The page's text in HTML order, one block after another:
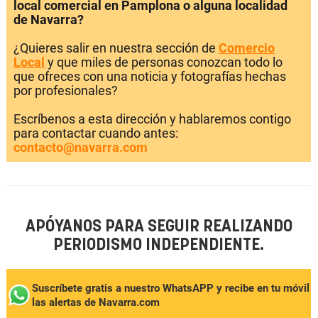
local comercial en Pamplona o alguna localidad
de Navarra?
¿Quieres salir en nuestra sección de Comercio
Local y que miles de personas conozcan todo lo
que ofreces con una noticia y fotografías hechas
por profesionales?
Escríbenos a esta dirección y hablaremos contigo
para contactar cuando antes:
contacto@navarra.com
APÓYANOS PARA SEGUIR REALIZANDO
PERIODISMO INDEPENDIENTE.
Suscríbete gratis a nuestro WhatsAPP y recibe en tu móvil
las alertas de Navarra.com